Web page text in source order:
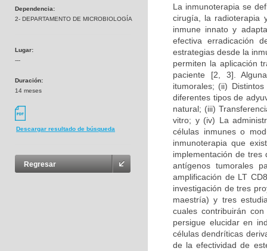
Dependencia:
2- DEPARTAMENTO DE MICROBIOLOGÍA
Lugar:
---
Duración:
14 meses
Descargar resultado de búsqueda
Regresar
La inmunoterapia se
cirugía, la radioterapia
inmune innato y
efectiva erradicación
estrategias desde la
permiten la aplicación
paciente [2, 3].
itumorales; (ii)
diferentes tipos de
natural; (iii)
vitro; y (iv) La
células inmunes o
inmunoterapia que
implementación de
antígenos tumorales
amplificación de LT
investigación de tres
maestría) y tres
cuales contribuirán
persigue elucidar en
células dendríticas
de la efectividad de